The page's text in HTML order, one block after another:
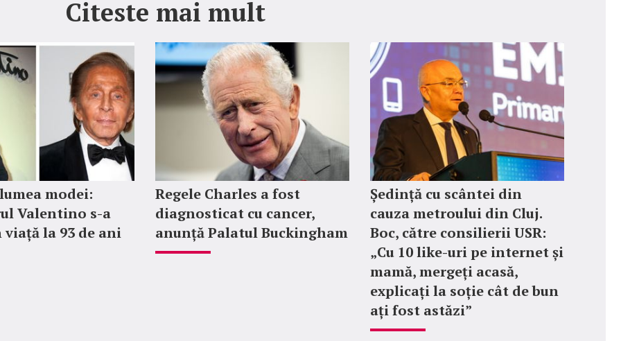
Citeste mai mult
modei:
Valentino s-a
la 93 de ani
Regele Charles a fost
diagnosticat cu cancer,
anunță Palatul Buckingham
Ședință cu scântei din
cauza metroului din Cluj.
Boc, către consilierii USR:
„Cu 10 like-uri pe internet și
mamă, mergeți acasă,
explicați la soție cât de bun
ați fost astăzi”